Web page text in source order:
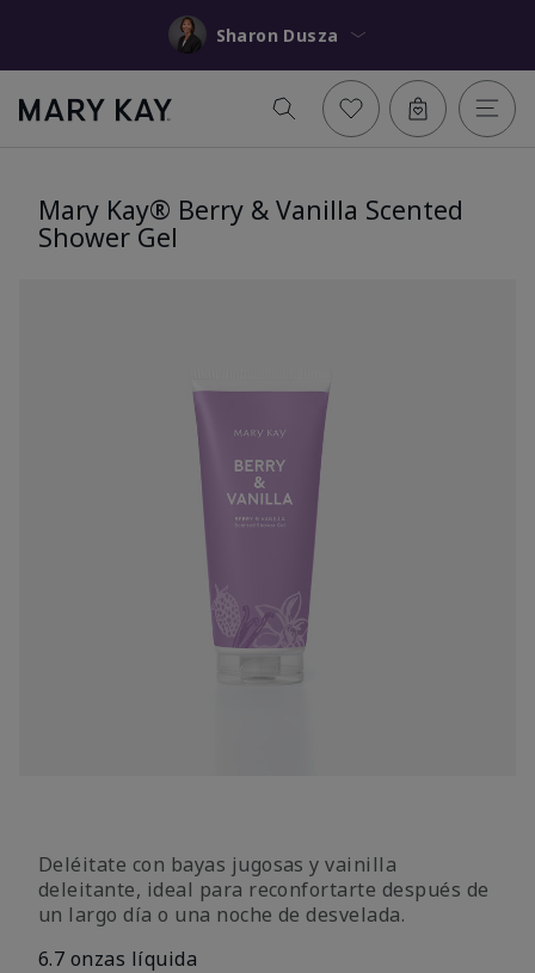
Sharon Dusza
Mary Kay® Berry & Vanilla Scented
Shower Gel
Deléitate con bayas jugosas y vainilla
deleitante, ideal para reconfortarte después de
un largo día o una noche de desvelada.
6.7 onzas líquida